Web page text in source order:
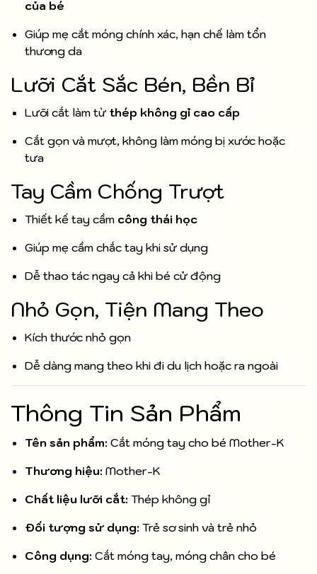
của bé
Giúp mẹ cắt móng chính xác, hạn chế làm tổn
thương da
Lưỡi Cắt Sắc Bén, Bền Bỉ
Lưỡi cắt làm từ thép không gỉ cao cấp
Cắt gọn và mượt, không làm móng bị xước hoặc
tưa
Tay Cầm Chống Trượt
Thiết kế tay cầm công thái học
Giúp mẹ cầm chắc tay khi sử dụng
Dễ thao tác ngay cả khi bé cử động
Nhỏ Gọn, Tiện Mang Theo
Kích thước nhỏ gọn
Dễ dàng mang theo khi đi du lịch hoặc ra ngoài
Thông Tin Sản Phẩm
Tên sản phẩm: Cắt móng tay cho bé Mother-K
Thương hiệu: Mother-K
Chất liệu lưỡi cắt: Thép không gỉ
Đối tượng sử dụng: Trẻ sơ sinh và trẻ nhỏ
Công dụng: Cắt móng tay, móng chân cho bé